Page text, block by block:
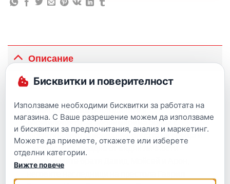
Описание
ВЕКЪТ НА ЦАР САМУИЛ
Освен с цар Самуил, годините и
десетилетията на непримирима борба с
византийското завоевание книгата ни среща и
с истинско съзвездие от видни личности –
Бисквитки и поверителност
Използваме необходими бисквитки за работата на
магазина. С Ваше разрешение можем да използваме
и бисквитки за предпочитания, анализ и маркетинг.
Можете да приемете, откажете или изберете
отделни категории.
Вижте повече